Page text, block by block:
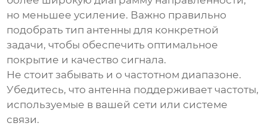
но меньшее усиление. Важно правильно
подобрать тип антенны для конкретной
задачи, чтобы обеспечить оптимальное
покрытие и качество сигнала.
Не стоит забывать и о частотном диапазоне.
Убедитесь, что антенна поддерживает частоты,
используемые в вашей сети или системе
связи.